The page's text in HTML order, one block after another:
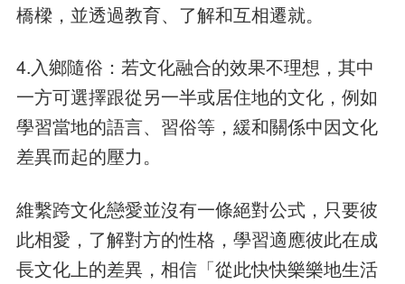
橋樑，並透過教育、了解和互相遷就。
4.入鄉隨俗：若文化融合的效果不理想，其中
一方可選擇跟從另一半或居住地的文化，例如
學習當地的語言、習俗等，緩和關係中因文化
差異而起的壓力。
維繫跨文化戀愛並沒有一條絕對公式，只要彼
此相愛，了解對方的性格，學習適應彼此在成
長文化上的差異，相信「從此快快樂樂地生活